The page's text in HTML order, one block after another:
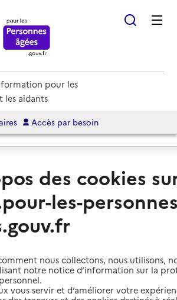
pour les
les aidants
Accès par besoin
de l'annuaire
à domicile
La Courtine
MARNE
2026
et services autour de
des cookies
les-
nous collectons, nous utilisons,
notre notice d’information sur la
vous servir et d’améliorer votre